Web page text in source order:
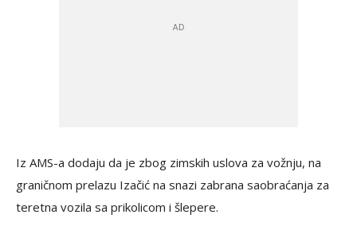
Iz AMS-a dodaju da je zbog zimskih uslova za vožnju, na
graničnom prelazu Izačić na snazi zabrana saobraćanja za
teretna vozila sa prikolicom i šlepere.